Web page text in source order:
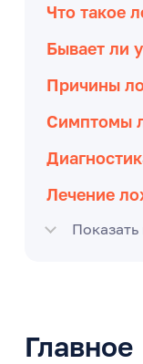
Что такое
Бывает ли
Причины
Симптомы
Лечение
Показать
Главное